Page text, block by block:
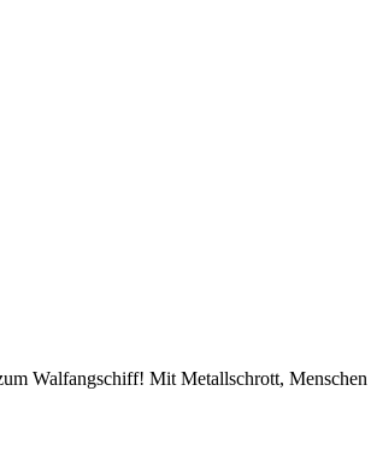
Walfangschiff! Mit Metallschrott,